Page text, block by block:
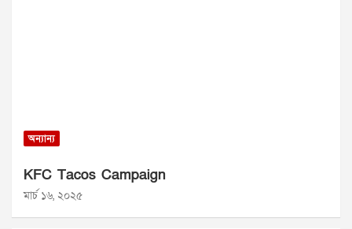
অন্যান্য
KFC Tacos Campaign
মার্চ ১৬, ২০২৫